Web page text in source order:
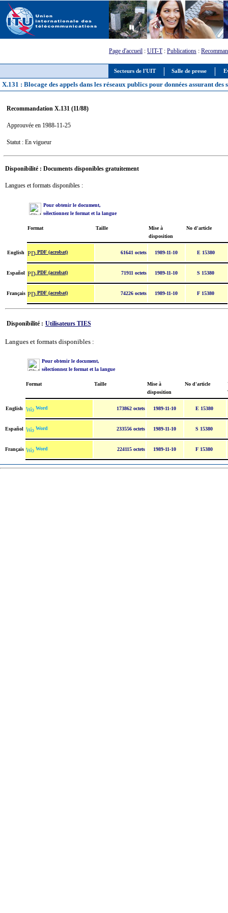
Secteurs de l'UIT Salle de presse
Page d'accueil : UIT-T: Publications :
X.131 : Blocage des appels dans les réseaux publics pour données assurant
Recommandation X.131 (11/88)
Approuvée en 1988-11-25
Statut : En vigueur
Disponibilité : Documents disponibles gratuitement
Langues et formats disponibles :
Pour obtenir le document,
sélectionnez le format et la langue
Format Taille
Mise à
disposition
No d'article
English PDF (acrobat) 61641 octets 1989-11-10 E 15380
Español PDF (acrobat) 71911 octets 1989-11-10 S 15380
Français PDF (acrobat) 74226 octets 1989-11-10 F 15380
Disponibilité : Utilisateurs TIES
Langues et formats disponibles :
Pour obtenir le document,
sélectionnez le format et la langue
Format Taille
Mise à
disposition
No d'article
English Word 173862 octets 1989-11-10 E 15380
Español Word 233556 octets 1989-11-10 S 15380
Français Word 224115 octets 1989-11-10 F 15380